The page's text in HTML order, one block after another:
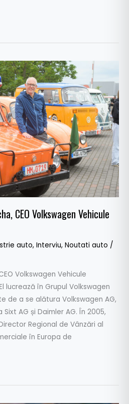
CEO Volkswagen Vehicule
auto, Interviu, Noutati auto /
Volkswagen Vehicule
lucrează în Grupul Volkswagen
de a se alătura Volkswagen AG,
AG și Daimler AG. În 2005,
Regional de Vânzări al
în Europa de